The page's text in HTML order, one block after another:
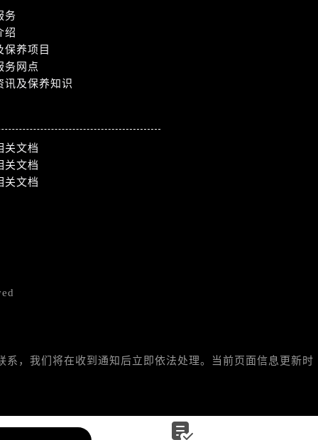
务
绍
保养项目
务网点
讯及保养知识
关文档
关文档
关文档
，我们将在收到通知后立即依法处理。当前页面信息更新时
